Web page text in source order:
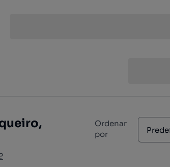
Ordenar
por